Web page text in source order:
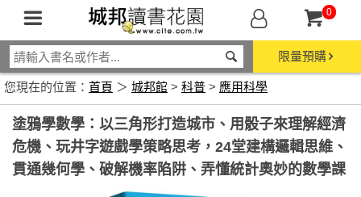
0
限量預購
您現在的位置： 首頁 ＞ 城邦館 > 科普 > 應用科學
塗鴉學數學：以三角形打造城市、用骰子來理解經濟
危機、玩井字遊戲學策略思考，24堂建構邏輯思維、
貫通幾何學、破解機率陷阱、弄懂統計奧妙的數學課